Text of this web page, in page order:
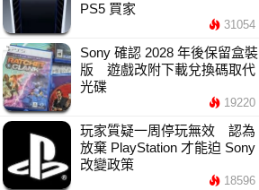
PS5 買家
31054
Sony 確認 2028 年後保留盒裝
版 遊戲改附下載兌換碼取代
光碟
19220
玩家質疑一周停玩無效 認為
放棄 PlayStation 才能迫 Sony
改變政策
18596